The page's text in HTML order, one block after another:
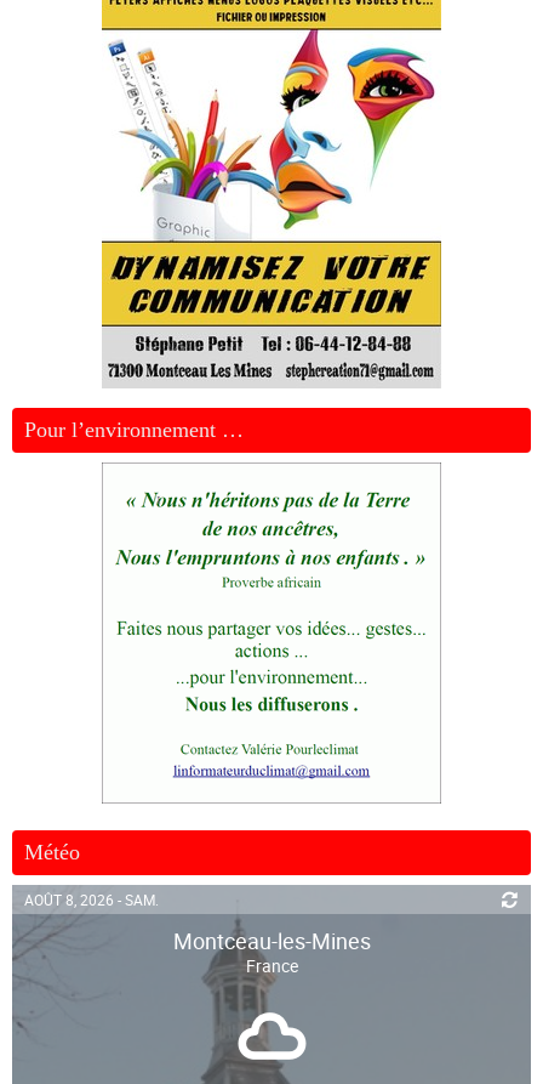
Pour l’environnement …
Météo
AOÛT 8, 2026 - SAM.
Montceau-les-Mines
France